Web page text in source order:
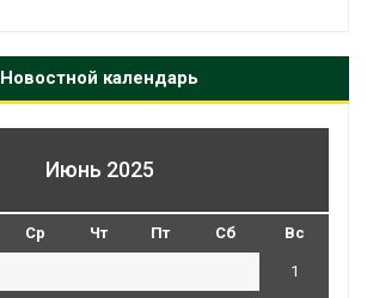
Новостной календарь
Июнь 2025
Ср Чт Пт Сб Вс
1